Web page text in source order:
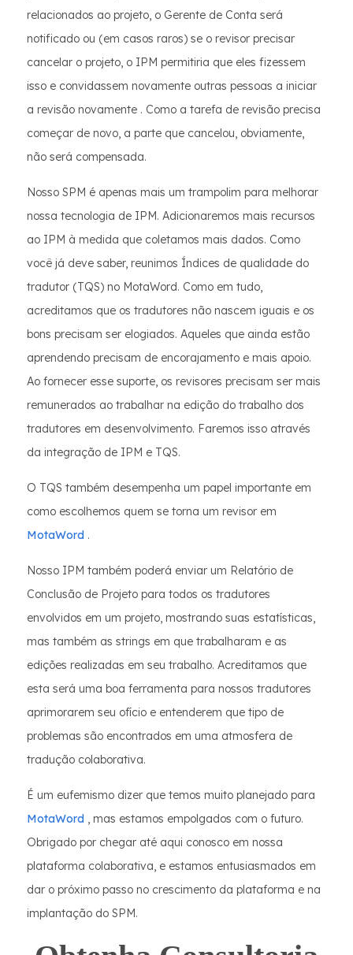
relacionados ao projeto, o Gerente de Conta será
notificado ou (em casos raros) se o revisor precisar
cancelar o projeto, o IPM permitiria que eles fizessem
isso e convidassem novamente outras pessoas a iniciar
a revisão novamente . Como a tarefa de revisão precisa
começar de novo, a parte que cancelou, obviamente,
não será compensada.
Nosso SPM é apenas mais um trampolim para melhorar
nossa tecnologia de IPM. Adicionaremos mais recursos
ao IPM à medida que coletamos mais dados. Como
você já deve saber, reunimos Índices de qualidade do
tradutor (TQS) no MotaWord. Como em tudo,
acreditamos que os tradutores não nascem iguais e os
bons precisam ser elogiados. Aqueles que ainda estão
aprendendo precisam de encorajamento e mais apoio.
Ao fornecer esse suporte, os revisores precisam ser mais
remunerados ao trabalhar na edição do trabalho dos
tradutores em desenvolvimento. Faremos isso através
da integração de IPM e TQS.
O TQS também desempenha um papel importante em
como escolhemos quem se torna um revisor em
MotaWord .
Nosso IPM também poderá enviar um Relatório de
Conclusão de Projeto para todos os tradutores
envolvidos em um projeto, mostrando suas estatísticas,
mas também as strings em que trabalharam e as
edições realizadas em seu trabalho. Acreditamos que
esta será uma boa ferramenta para nossos tradutores
aprimorarem seu ofício e entenderem que tipo de
problemas são encontrados em uma atmosfera de
tradução colaborativa.
É um eufemismo dizer que temos muito planejado para
MotaWord , mas estamos empolgados com o futuro.
Obrigado por chegar até aqui conosco em nossa
plataforma colaborativa, e estamos entusiasmados em
dar o próximo passo no crescimento da plataforma e na
implantação do SPM.